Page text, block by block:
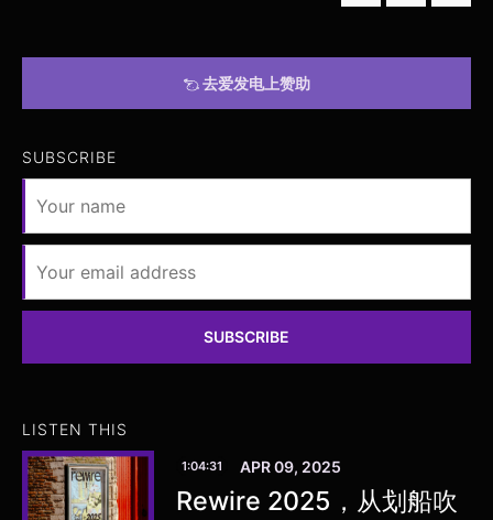
去爱发电上赞助
SUBSCRIBE
SUBSCRIBE
LISTEN THIS
1:04:31 APR 09, 2025
Rewire 2025，从划船吹